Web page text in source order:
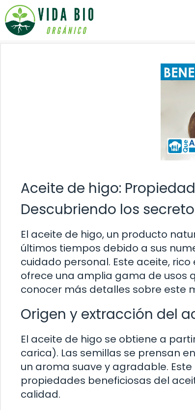
Saltar
al
contenido
Aceite de higo:
Descubriendo los
El aceite de higo, un producto
últimos tiempos debido a sus
cuidado personal. Este aceite,
ofrece una amplia gama de usos
conocer más detalles sobre este
Origen y extracción del
El aceite de higo se obtiene a
carica). Las semillas se prensan
un aroma suave y agradable.
propiedades beneficiosas del
calidad.